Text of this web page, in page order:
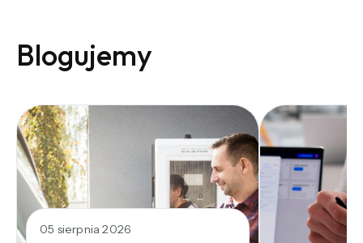
Blogujemy
05 sierpnia 2026